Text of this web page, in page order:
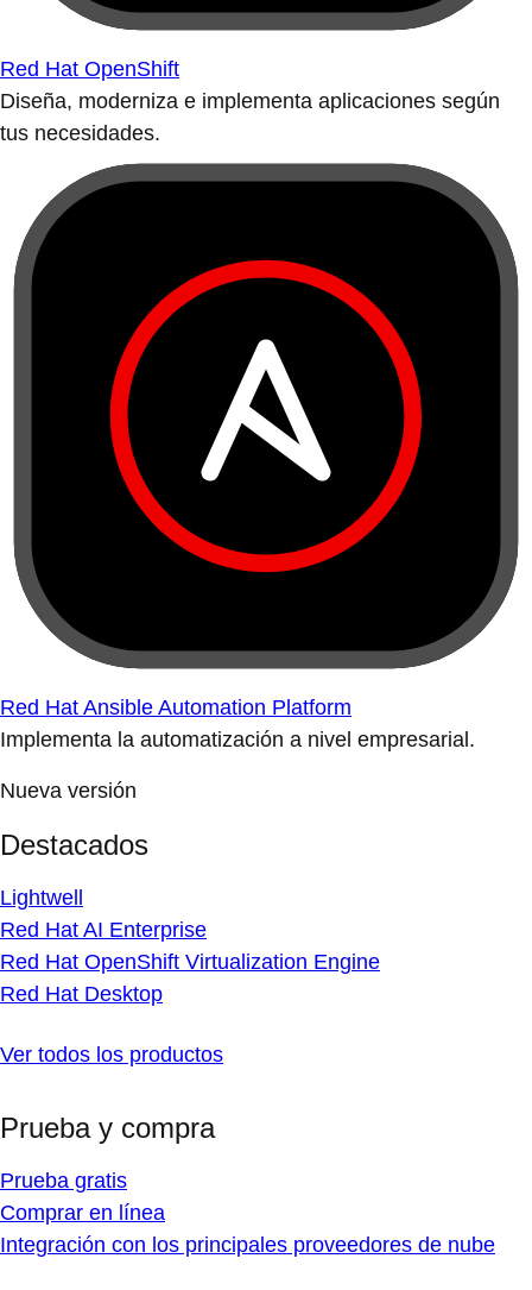
Red Hat OpenShift
Diseña, moderniza e implementa aplicaciones según
tus necesidades.
Red Hat Ansible Automation Platform
Implementa la automatización a nivel empresarial.
Nueva versión
Destacados
Lightwell
Red Hat AI Enterprise
Red Hat OpenShift Virtualization Engine
Red Hat Desktop
Ver todos los productos
Prueba y compra
Prueba gratis
Comprar en línea
Integración con los principales proveedores de nube